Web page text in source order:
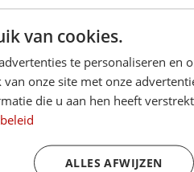
jaar
van cookies.
te personaliseren en
onze site met onze
die u aan hen heeft
ALLES AFWIJZEN